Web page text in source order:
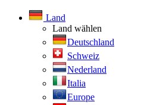
Land
Land wählen
Deutschland
Schweiz
Nederland
Italia
Europe